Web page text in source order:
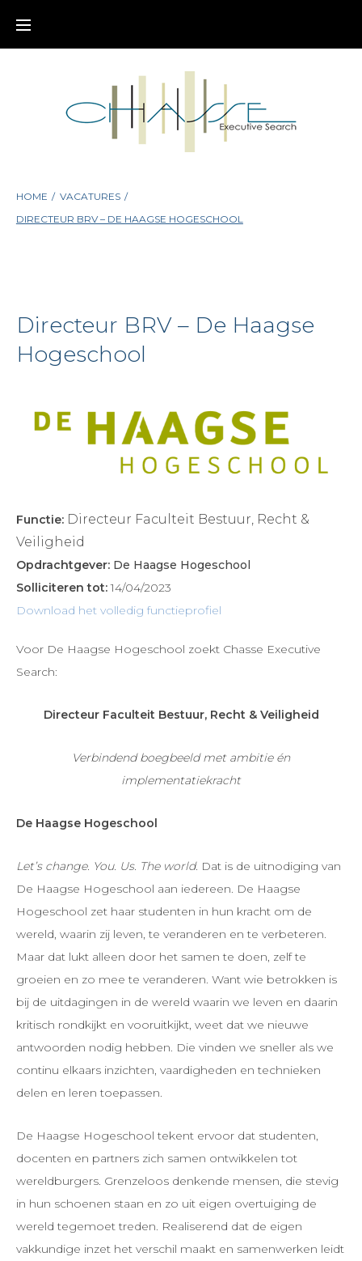
HOME / VACATURES /
DIRECTEUR BRV – DE HAAGSE HOGESCHOOL
Directeur BRV – De Haagse
Hogeschool
Functie: Directeur Faculteit Bestuur, Recht &
Veiligheid
Opdrachtgever: De Haagse Hogeschool
Solliciteren tot:14/04/2023
Download het volledig functieprofiel
Voor De Haagse Hogeschool zoekt Chasse Executive
Search:
Directeur Faculteit Bestuur, Recht & Veiligheid
Verbindend boegbeeld met ambitie én
implementatiekracht
De Haagse Hogeschool
Let’s change. You. Us. The world. Dat is de uitnodiging van
De Haagse Hogeschool aan iedereen. De Haagse
Hogeschool zet haar studenten in hun kracht om de
wereld, waarin zij leven, te veranderen en te verbeteren.
Maar dat lukt alleen door het samen te doen, zelf te
groeien en zo mee te veranderen. Want wie betrokken is
bij de uitdagingen in de wereld waarin we leven en daarin
kritisch rondkijkt en vooruitkijkt, weet dat we nieuwe
antwoorden nodig hebben. Die vinden we sneller als we
continu elkaars inzichten, vaardigheden en technieken
delen en leren toepassen.
De Haagse Hogeschool tekent ervoor dat studenten,
docenten en partners zich samen ontwikkelen tot
wereldburgers. Grenzeloos denkende mensen, die stevig
in hun schoenen staan en zo uit eigen overtuiging de
wereld tegemoet treden. Realiserend dat de eigen
vakkundige inzet het verschil maakt en samenwerken leidt